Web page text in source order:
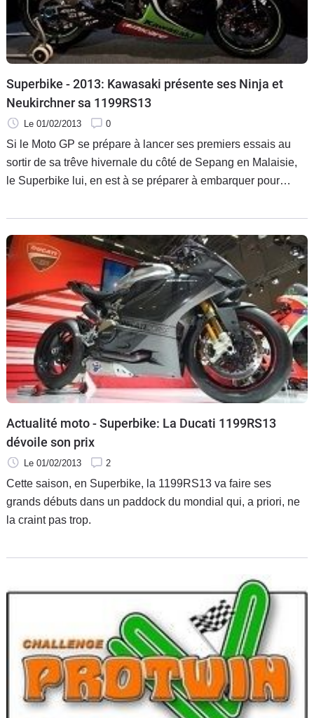
Superbike - 2013: Kawasaki présente ses Ninja et
Neukirchner sa 1199RS13
Le 01/02/2013 0
Si le Moto GP se prépare à lancer ses premiers essais au
sortir de sa trêve hivernale du côté de Sepang en Malaisie,
le Superbike lui, en est à se préparer à embarquer pour
Actualité moto - Superbike: La Ducati 1199RS13
dévoile son prix
Le 01/02/2013 2
Cette saison, en Superbike, la 1199RS13 va faire ses
grands débuts dans un paddock du mondial qui, a priori, ne
la craint pas trop.